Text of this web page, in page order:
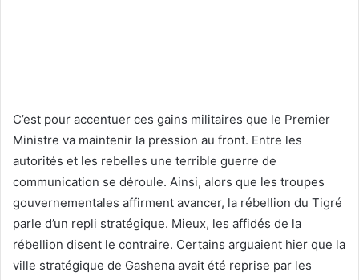
C’est pour accentuer ces gains militaires que le Premier
Ministre va maintenir la pression au front. Entre les
autorités et les rebelles une terrible guerre de
communication se déroule. Ainsi, alors que les troupes
gouvernementales affirment avancer, la rébellion du Tigré
parle d’un repli stratégique. Mieux, les affidés de la
rébellion disent le contraire. Certains arguaient hier que la
ville stratégique de Gashena avait été reprise par les